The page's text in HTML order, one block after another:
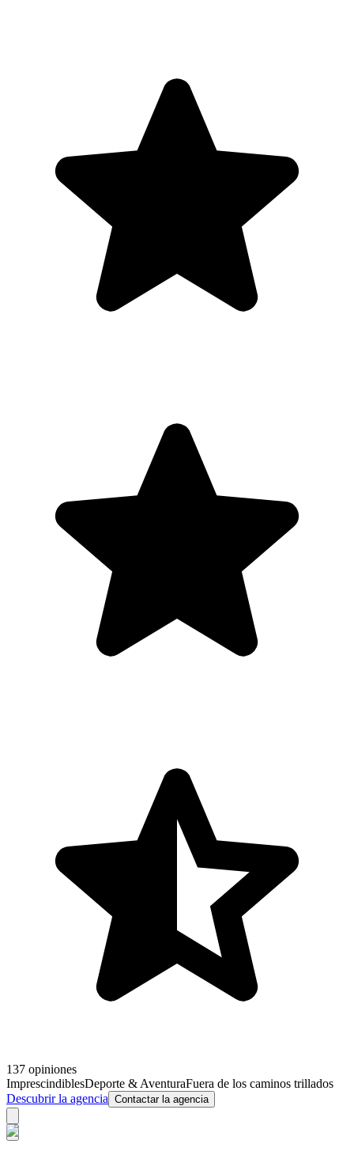
137 opiniones
ImprescindiblesDeporte & AventuraFuera de los caminos trillados
Descubrir la agencia Contactar la agencia